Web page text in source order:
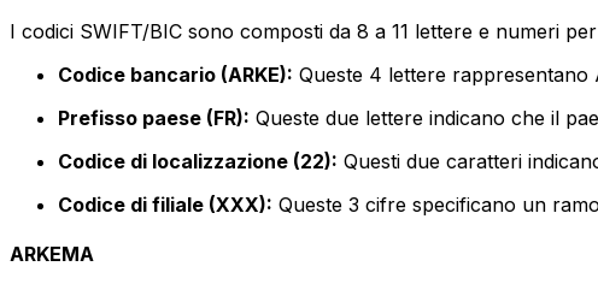
I codici SWIFT/BIC sono composti da 8 a 11 lettere e numeri
Codice bancario (ARKE): Queste 4 lettere rappresentano
Prefisso paese (FR): Queste due lettere indicano che il
Codice di localizzazione (22): Questi due caratteri
Codice di filiale (XXX): Queste 3 cifre specificano un
ARKEMA